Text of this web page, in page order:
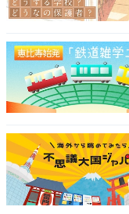
式Webサイトより）
「にごり湯の宿 赤
む秘湯の宿です。
り湯」に変化する